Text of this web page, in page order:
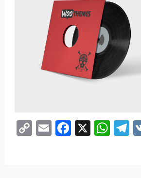
CopyEmailFacebook
X